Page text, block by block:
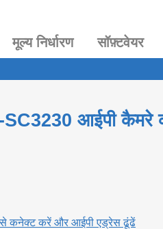
मूल्य निर्धारण सॉफ़्टवेयर
आईपी कैमरे
से कनेक्ट करें और आईपी एड्रेस ढूंढें